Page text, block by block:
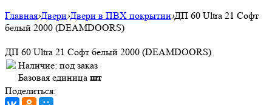
Главная›Двери›Двери в ПВХ покрытии›ДП 60 Ultra 21 Софт
белый 2000 (DEAMDOORS)
ДП 60 Ultra 21 Софт белый 2000 (DEAMDOORS)
Наличие: под заказ
Базовая единица шт
Поделиться: